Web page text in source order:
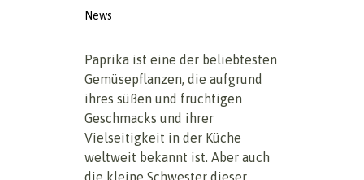
News
Paprika ist eine der beliebtesten
Gemüsepflanzen, die aufgrund
ihres süßen und fruchtigen
Geschmacks und ihrer
Vielseitigkeit in der Küche
weltweit bekannt ist. Aber auch
die kleine Schwester dieser